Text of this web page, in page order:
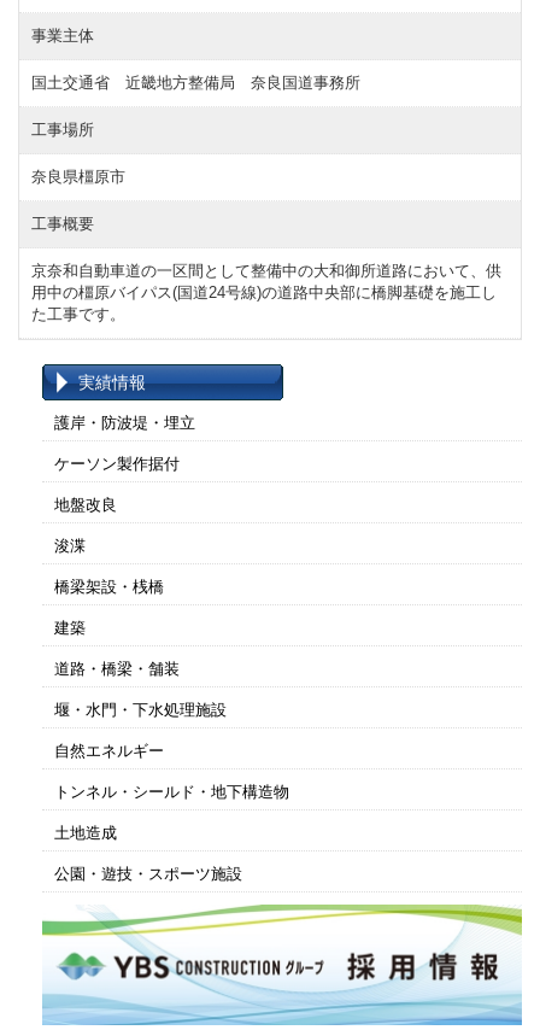
事業主体
国土交通省 近畿地方整備局 奈良国道事務所
工事場所
奈良県橿原市
工事概要
京奈和自動車道の一区間として整備中の大和御所道路において、供
用中の橿原バイパス(国道24号線)の道路中央部に橋脚基礎を施工し
た工事です。
実績情報
護岸・防波堤・埋立
ケーソン製作据付
地盤改良
浚渫
橋梁架設・桟橋
建築
道路・橋梁・舗装
堰・水門・下水処理施設
自然エネルギー
トンネル・シールド・地下構造物
土地造成
公園・遊技・スポーツ施設